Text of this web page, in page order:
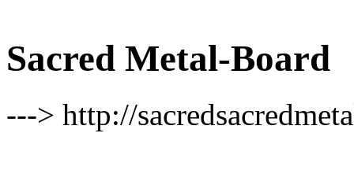
Sacred Metal-Board
---> http://